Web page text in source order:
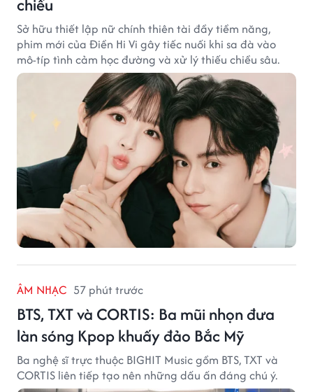
Sở hữu thiết lập nữ chính thiên tài đầy tiềm năng,
phim mới của Điền Hi Vi gây tiếc nuối khi sa đà vào
mô-típ tình cảm học đường và xử lý thiếu chiều sâu.
ÂM NHẠC 57 phút trước
BTS, TXT và CORTIS: Ba mũi nhọn đưa
làn sóng Kpop khuấy đảo Bắc Mỹ
Ba nghệ sĩ trực thuộc BIGHIT Music gồm BTS, TXT và
CORTIS liên tiếp tạo nên những dấu ấn đáng chú ý.